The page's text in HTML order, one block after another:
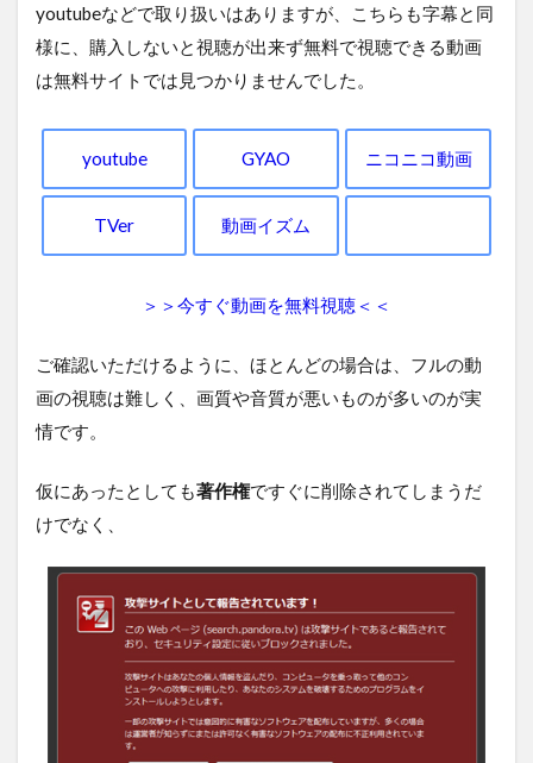
youtubeなどで取り扱いはありますが、こちらも字幕と同
様に、購入しないと視聴が出来ず無料で視聴できる動画
は無料サイトでは見つかりませんでした。
youtube GYAO ニコニコ動画
TVer 動画イズム
＞＞今すぐ動画を無料視聴＜＜
ご確認いただけるように、ほとんどの場合は、フルの動
画の視聴は難しく、画質や音質が悪いものが多いのが実
情です。
仮にあったとしても著作権ですぐに削除されてしまうだ
けでなく、